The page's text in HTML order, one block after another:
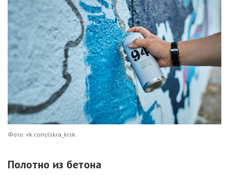
Фото: vk.com/iskra_krsk
Полотно из бетона